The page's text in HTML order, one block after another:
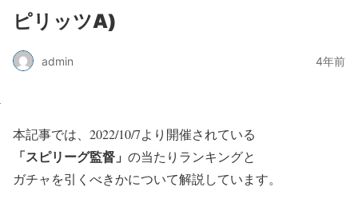
ピリッツA)
admin 4年前
本記事では、2022/10/7より開催されている
「スピリーグ監督」 の当たりランキングと
ガチャを引くべきかについて解説しています。